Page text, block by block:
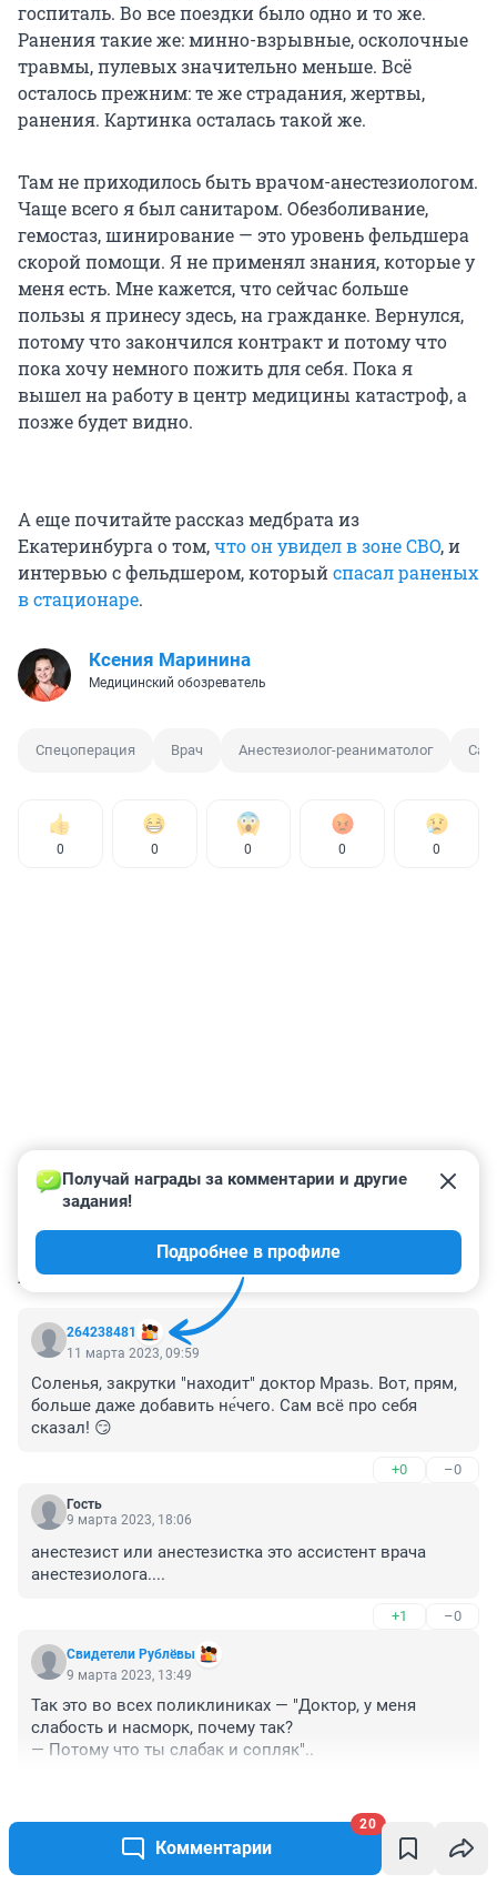
Комментарии
20
госпиталь. Во все поездки было одно и то же.
Ранения такие же: минно-взрывные, осколочные
травмы, пулевых значительно меньше. Всё
осталось прежним: те же страдания, жертвы,
ранения. Картинка осталась такой же.
Там не приходилось быть врачом-анестезиологом.
Чаще всего я был санитаром. Обезболивание,
гемостаз, шинирование — это уровень фельдшера
скорой помощи. Я не применял знания, которые у
меня есть. Мне кажется, что сейчас больше
пользы я принесу здесь, на гражданке. Вернулся,
потому что закончился контракт и потому что
пока хочу немного пожить для себя. Пока я
вышел на работу в центр медицины катастроф, а
позже будет видно.
А еще почитайте рассказ медбрата из
Екатеринбурга о том,что он увидел в зоне СВО, и
интервью с фельдшером, которыйспасал раненых
в стационаре.
Ксения Маринина
Медицинский обозреватель
Спецоперация Врач Анестезиолог-реаниматолог
0 0 0 0 0
КОММЕНТАРИИ 20
264238481
Получай награды за комментарии и другие
задания!
Подробнее в профиле
11 марта 2023, 09:59
Соленья, закрутки "находит" доктор Мразь. Вот, прям,
больше даже добавить не́чего. Сам всё про себя
сказал! 😏
+0 –0
Гость
9 марта 2023, 18:06
анестезист или анестезистка это ассистент врача
анестезиолога....
+1 –0
Свидетели Рублёвы
9 марта 2023, 13:49
Так это во всех поликлиниках — "Доктор, у меня
слабость и насморк, почему так?
— Потому что ты слабак и сопляк"..
Читать все комментарии